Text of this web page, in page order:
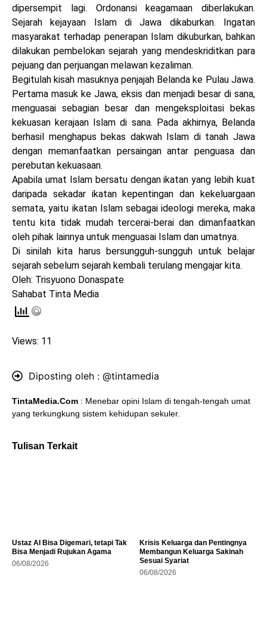
dipersempit lagi. Ordonansi keagamaan diberlakukan.
Sejarah kejayaan Islam di Jawa dikaburkan. Ingatan
masyarakat terhadap penerapan Islam dikuburkan, bahkan
dilakukan pembelokan sejarah yang mendeskriditkan para
pejuang dan perjuangan melawan kezaliman.
Begitulah kisah masuknya penjajah Belanda ke Pulau Jawa.
Pertama masuk ke Jawa, eksis dan menjadi besar di sana,
menguasai sebagian besar dan mengeksploitasi bekas
kekuasan kerajaan Islam di sana. Pada akhirnya, Belanda
berhasil menghapus bekas dakwah Islam di tanah Jawa
dengan memanfaatkan persaingan antar penguasa dan
perebutan kekuasaan.
Apabila umat Islam bersatu dengan ikatan yang lebih kuat
daripada sekadar ikatan kepentingan dan kekeluargaan
semata, yaitu ikatan Islam sebagai ideologi mereka, maka
tentu kita tidak mudah tercerai-berai dan dimanfaatkan
oleh pihak lainnya untuk menguasai Islam dan umatnya.
Di sinilah kita harus bersungguh-sungguh untuk belajar
sejarah sebelum sejarah kembali terulang mengajar kita.
Oleh: Trisyuono Donaspate
Sahabat Tinta Media
Views: 11
Diposting oleh : @tintamedia
TintaMedia.Com : Menebar opini Islam di tengah-tengah umat
yang terkungkung sistem kehidupan sekuler.
Tulisan Terkait
Ustaz AI Bisa Digemari, tetapi Tak
Bisa Menjadi Rujukan Agama
06/08/2026
Krisis Keluarga dan Pentingnya
Membangun Keluarga Sakinah
Sesuai Syariat
06/08/2026